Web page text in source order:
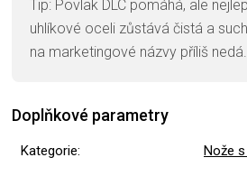
Tip: Povlak DLC pomáhá, ale
uhlíkové oceli zůstává čistá a
na marketingové názvy příliš nedá.
Doplňkové parametry
Kategorie: Nože